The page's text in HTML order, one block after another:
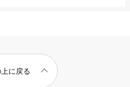
に戻る